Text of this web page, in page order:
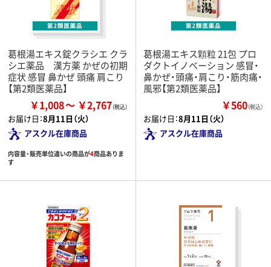
葛根湯エキス錠クラシエ クラ
シエ薬品 漢方薬 かぜの初期
症状 感冒 鼻かぜ 頭痛 肩こり
【第2類医薬品】
￥1,008 ￥2,767
お届け日：8月11日（火）
アスクル在庫商品
内容量・販売単位違いの商品が4商品ありま
す
葛根湯エキス顆粒 21包 プロ
ダクトイノベーション 感冒・
鼻かぜ・頭痛・肩こり・筋肉痛・
風邪【第2類医薬品】
￥560（税込）
お届け日：8月11日（火）
アスクル在庫商品